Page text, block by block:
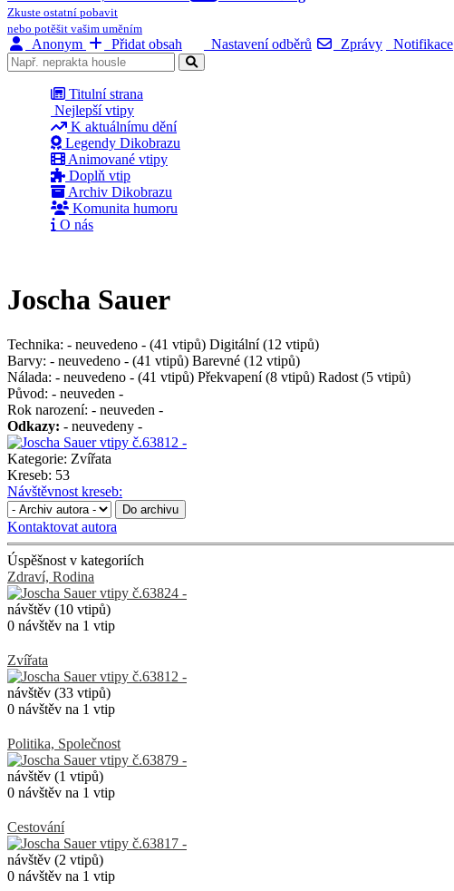
Zkuste ostatní pobavit
nebo potěšit vašim uměním
Anonym Přidat obsah Nastavení odběrů Zprávy Notifikace
Titulní strana
Nejlepší vtipy
K aktuálnímu dění
Legendy Dikobrazu
Animované vtipy
Doplň vtip
Archiv Dikobrazu
Komunita humoru
O nás
Joscha Sauer
Technika: - neuvedeno - (41 vtipů) Digitální (12 vtipů)
Barvy: - neuvedeno - (41 vtipů) Barevné (12 vtipů)
Nálada: - neuvedeno - (41 vtipů) Překvapení (8 vtipů) Radost (5 vtipů)
Původ: - neuveden -
Rok narození: - neuveden -
Odkazy: - neuvedeny -
Kategorie: Zvířata
Kreseb: 53
Návštěvnost kreseb:
Do archivu
Kontaktovat autora
Úspěšnost v kategoriích
Zdraví, Rodina
návštěv (10 vtipů)
0 návštěv na 1 vtip
Zvířata
návštěv (33 vtipů)
0 návštěv na 1 vtip
Politika, Společnost
návštěv (1 vtipů)
0 návštěv na 1 vtip
Cestování
návštěv (2 vtipů)
0 návštěv na 1 vtip